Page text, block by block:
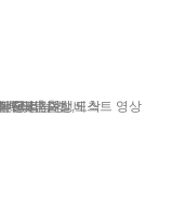
/파리 출발,도착
투어맞춤여행
전
비스
드 컬럼 베스트 영상
공지사항